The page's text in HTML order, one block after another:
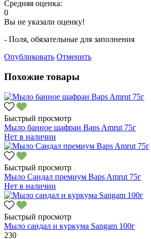
Средняя оценка:
0
Вы не указали оценку!
- Поля, обязательные для заполнения
Опубликовать Отменить
Похожие товары
Быстрый просмотр
Мыло банное шафран Baps Amrut 75г
Нет в наличии
Быстрый просмотр
Мыло Сандал премиум Baps Amrut 75г
Нет в наличии
Быстрый просмотр
Мыло сандал и куркума Sangam 100г
230